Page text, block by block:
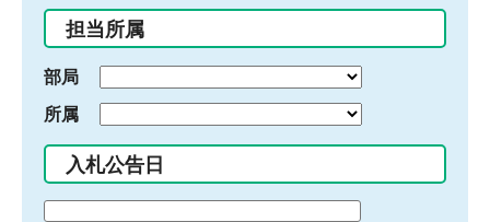
入
力
担当所属
部局
所属
入札公告日